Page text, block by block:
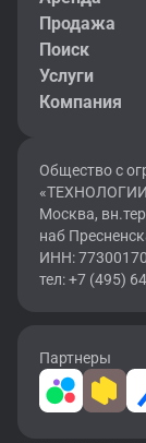
Продажа
Поиск
Услуги
Компания
Общество с
Москва,
наб
ИНН:
тел: +7 (495)
Партнеры